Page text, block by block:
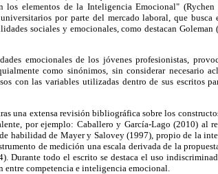
los elementos de la Inteligencia Emocional" (Rychen
por parte del mercado laboral, que busca
sociales y emocionales, como destacan Goleman
emocionales de los jóvenes profesionistas,
como sinónimos, sin considerar necesario
con las variables utilizadas dentro de sus escritos
una extensa revisión bibliográfica sobre los
por ejemplo: Caballero y García-Lago (2010) al
habilidad de Mayer y Salovey (1997), propio de la
de medición una escala derivada de la
Durante todo el escrito se destaca el uso
entre competencia e inteligencia emocional.